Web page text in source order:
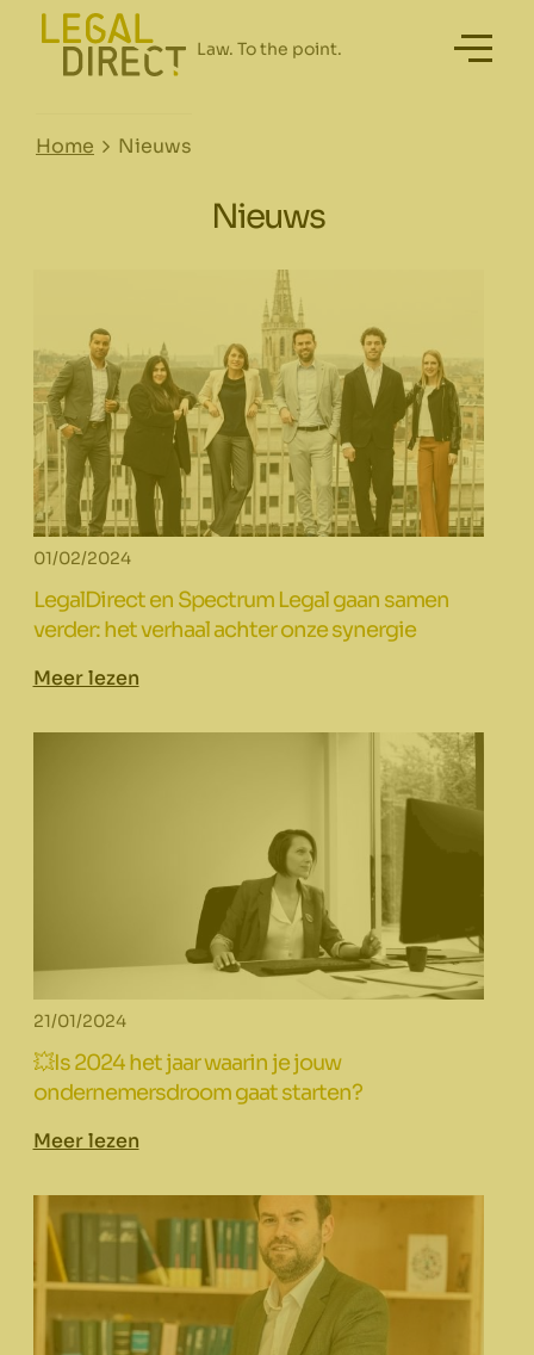
Home Nieuws
Nieuws
01/02/2024
LegalDirect en Spectrum Legal gaan samen
verder: het verhaal achter onze synergie
Meer lezen
21/01/2024
💥Is 2024 het jaar waarin je jouw
ondernemersdroom gaat starten?
Meer lezen